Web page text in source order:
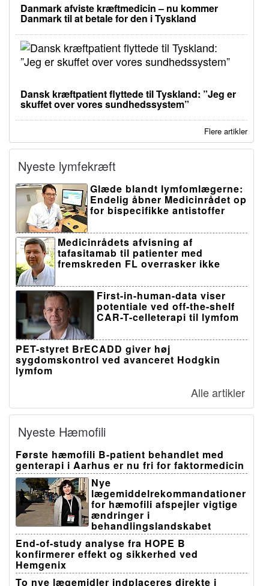
Danmark afviste kræftmedicin – nu kommer
Danmark til at betale for den i Tyskland
Dansk kræftpatient flyttede til Tyskland: ”Jeg er
skuffet over vores sundhedssystem”
Flere artikler
Nyeste lymfekræft
Glæde blandt lymfomlægerne:
Endelig åbner Medicinrådet op
for bispecifikke antistoffer
Medicinrådets afvisning af
tafasitamab til patienter med
fremskreden FL overrasker ikke
First-in-human-data viser
potentiale ved off-the-shelf
CAR-T-celleterapi til lymfom
PET-styret BrECADD giver høj
sygdomskontrol ved avanceret Hodgkin
lymfom
Alle artikler
Nyeste Hæmofili
Første hæmofili B-patient behandlet med
genterapi i Aarhus er nu fri for faktormedicin
Nye
lægemiddelrekommandationer
for hæmofili afspejler vigtige
ændringer i
behandlingslandskabet
End-of-study analyse fra HOPE B
konfirmerer effekt og sikkerhed ved
Hemgenix
To nye lægemidler indplaceres direkte i